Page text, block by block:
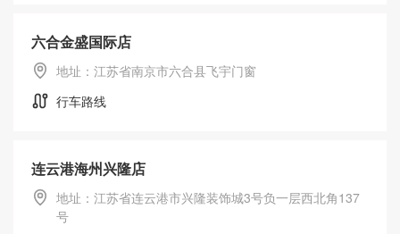
六合金盛国际店
地址：江苏省南京市六合县飞宇门窗
行车路线
连云港海州兴隆店
地址：江苏省连云港市兴隆装饰城3号负一层西北角137
号